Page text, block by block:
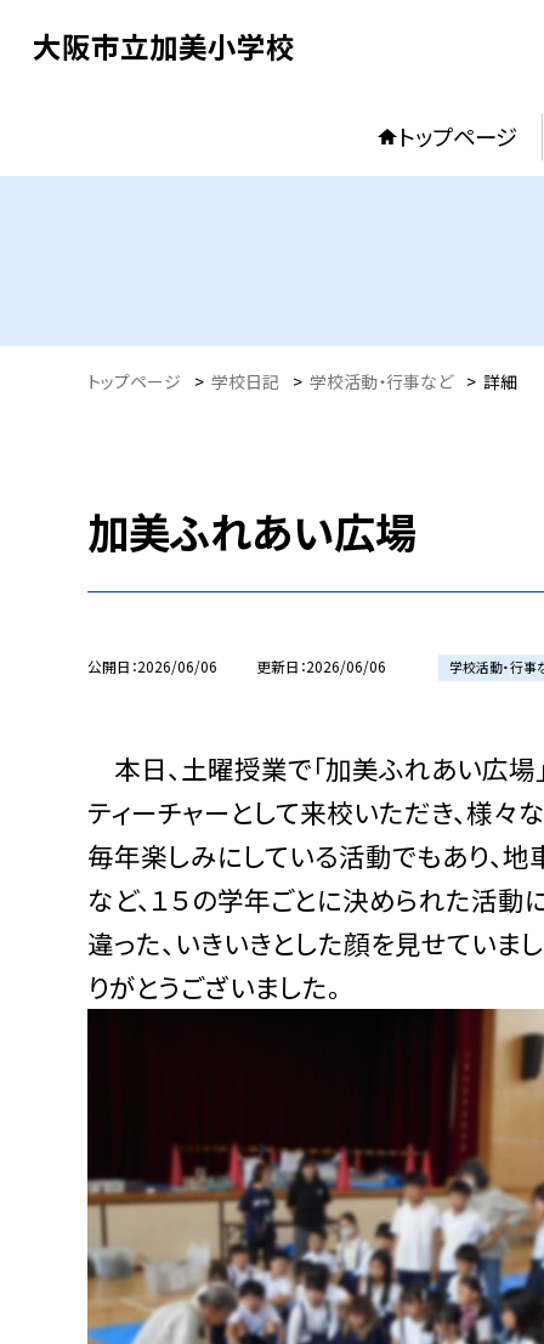
大阪市立加美小学校
トップページ
トップページ > 学校日記 > 学校活動・行事など > 詳細
加美ふれあい広場
公開日 2026/06/06 更新日 2026/06/06 学校活動・行事
本日、土曜授業で「加美ふれあい広
ティーチャーとして来校いただき、様
毎年楽しみにしている活動でもあり、地
など、１５の学年ごとに決められた活
違った、いきいきとした顔を見せてい
りがとうございました。